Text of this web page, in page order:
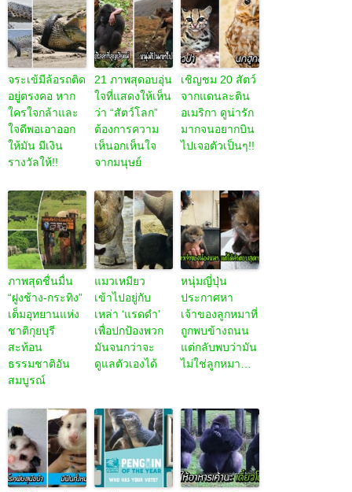
จระเข้มีล้อรถติด
อยู่ตรงคอ หาก
ใครใจกล้าและ
ใจดีพอเอาออก
ให้มัน มีเงิน
รางวัลให้!!
21 ภาพสุดอบอุ่น
ใจที่แสดงให้เห็น
ว่า “สัตว์โลก”
ต้องการความ
เห็นอกเห็นใจ
จากมนุษย์
เชิญชม 20 สัตว์
จากแดนละติน
อเมริกา ดูน่ารัก
มากจนอยากบิน
ไปเจอตัวเป็นๆ!!
ภาพสุดชื่นมื่น
“ฝูงช้าง-กระทิง”
เต็มอุทยานแห่ง
ชาติกุยบุรี
สะท้อน
ธรรมชาติอัน
สมบูรณ์
แมวเหมียว
เข้าไปอยู่กับ
เหล่า ‘แรดดำ’
เพื่อปกป้องพวก
มันจนกว่าจะ
ดูแลตัวเองได้
หนุ่มญี่ปุ่น
ประกาศหา
เจ้าของลูกหมาที่
ถูกพบข้างถนน
แต่กลับพบว่ามัน
ไม่ใช่ลูกหมา…